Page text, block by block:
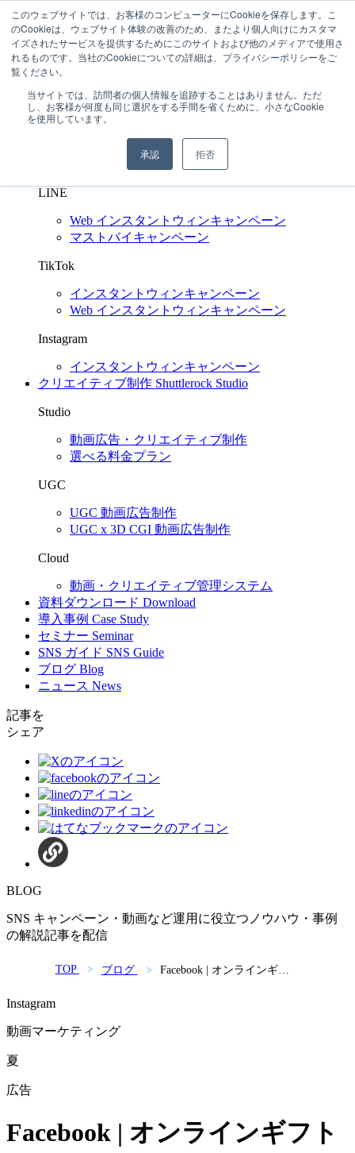
このウェブサイトでは、お客様のコンピューターにCookieを保存します。こ
のCookieは、ウェブサイト体験の改善のため、またより個人向けにカスタマ
イズされたサービスを提供するためにこのサイトおよび他のメディアで使用さ
れるものです。当社のCookieについての詳細は、プライバシーポリシーをご
覧ください。
当サイトでは、訪問者の個人情報を追跡することはありません。ただ
し、お客様が何度も同じ選択をする手間を省くために、小さなCookie
を使用しています。
承認 拒否
03-6272-6480 問い合わせする
SNS キャンペーン支援 Shuttlerock BBF
インスタントウィンキャンペーン
マイレージキャンペーン
マストバイキャンペーン
LINE
Web インスタントウィンキャンペーン
マストバイキャンペーン
TikTok
インスタントウィンキャンペーン
Web インスタントウィンキャンペーン
Instagram
インスタントウィンキャンペーン
クリエイティブ制作 Shuttlerock Studio
Studio
動画広告・クリエイティブ制作
選べる料金プラン
UGC
UGC 動画広告制作
UGC x 3D CGI 動画広告制作
Cloud
動画・クリエイティブ管理システム
資料ダウンロード Download
導入事例 Case Study
セミナー Seminar
SNS ガイド SNS Guide
ブログ Blog
ニュース News
記事を
シェア
BLOG
SNS キャンペーン・動画など運用に役立つノウハウ・事例
の解説記事を配信
TOP ブログ
Facebook | オンラインギフ
Instagram
動画マーケティング
夏
広告
Facebook | オンラインギフト